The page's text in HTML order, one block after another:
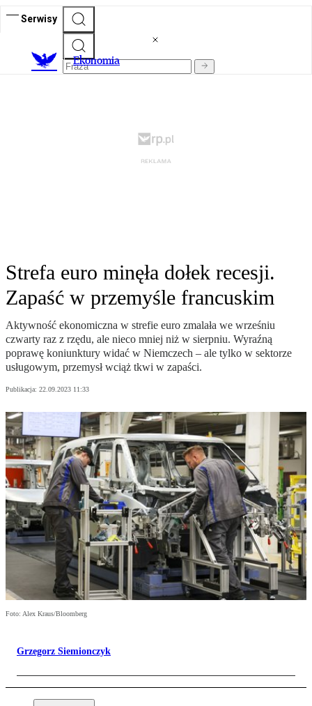
Serwisy
Ekonomia
Strefa euro minęła dołek recesji.
Zapaść w przemyśle francuskim
Aktywność ekonomiczna w strefie euro zmalała we wrześniu
czwarty raz z rzędu, ale nieco mniej niż w sierpniu. Wyraźną
poprawę koniunktury widać w Niemczech – ale tylko w sektorze
usługowym, przemysł wciąż tkwi w zapaści.
Publikacja: 22.09.2023 11:33
Foto: Alex Kraus/Bloomberg
Grzegorz Siemionczyk